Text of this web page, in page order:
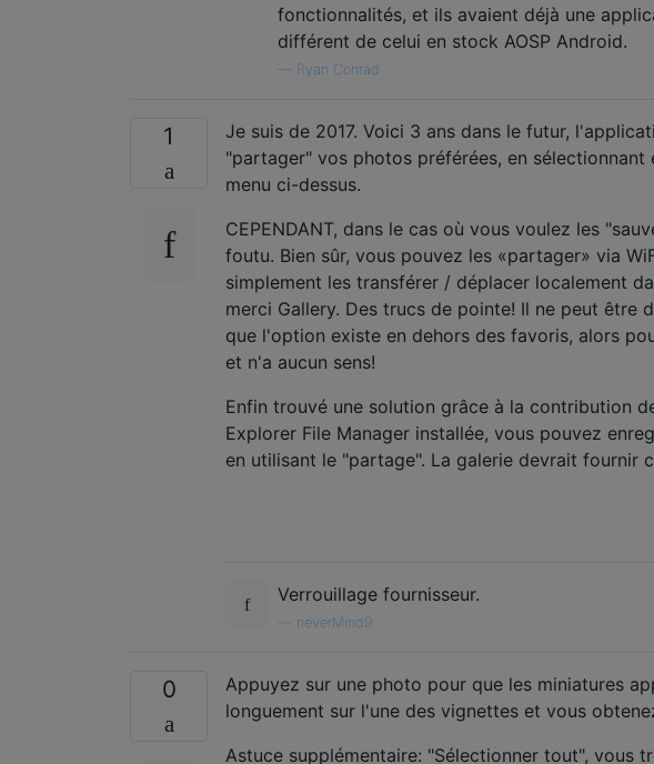
fonctionnalités, et ils avaient déjà une
différent de celui en stock AOSP Android.
Ryan Conrad
1
Je suis de 2017. Voici 3 ans dans le futur,
"partager" vos photos préférées, en
menu ci-dessus.
CEPENDANT, dans le cas où vous voulez les
foutu. Bien sûr, vous pouvez les «partager» via
simplement les transférer / déplacer localement
merci Gallery. Des trucs de pointe! Il ne peut
que l'option existe en dehors des favoris, alors
et n'a aucun sens!
Enfin trouvé une solution grâce à la contribution
Explorer File Manager installée, vous pouvez
en utilisant le "partage". La galerie devrait fournir
Verrouillage fournisseur.
neverMind9
0
Appuyez sur une photo pour que les miniatures
longuement sur l'une des vignettes et vous
Astuce supplémentaire: "Sélectionner tout", vous